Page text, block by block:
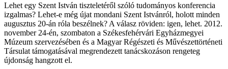
Lehet egy Szent István tiszteletéről szóló tudományos konferencia
izgalmas? Lehet-e még újat mondani Szent Istvánról, holott minden
augusztus 20-án róla beszélnek? A válasz röviden: igen, lehet. 2012.
november 24-én, szombaton a Székesfehérvári Egyházmegyei
Múzeum szervezésében és a Magyar Régészeti és Művészettörténeti
Társulat támogatásával megrendezett tanácskozáson rengeteg
újdonság hangzott el.